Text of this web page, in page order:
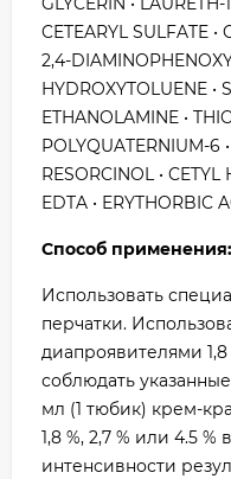
CETEARYL SULFATE •
2,4-
HYDROXYTOLUENE •
ETHANOLAMINE •
POLYQUATERNIUM-6
RESORCINOL • CETYL
EDTA • ERYTHORBIC
Способ применения:
Использовать
перчатки.
диапроявителями 1,8
соблюдать
мл (1 тюбик) крем-
1,8 %, 2,7 % или 4.5
интенсивности